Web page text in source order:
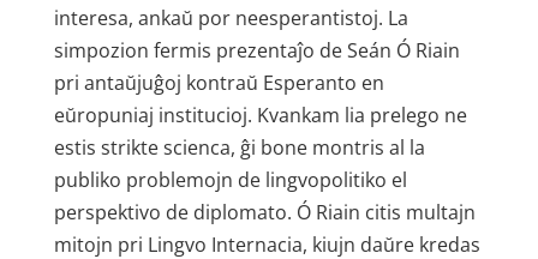
interesa, ankaŭ por neesperantistoj. La
simpozion fermis prezentaĵo de Seán Ó Riain
pri antaŭjuĝoj kontraŭ Esperanto en
eŭropuniaj institucioj. Kvankam lia prelego ne
estis strikte scienca, ĝi bone montris al la
publiko problemojn de lingvopolitiko el
perspektivo de diplomato. Ó Riain citis multajn
mitojn pri Lingvo Internacia, kiujn daŭre kredas